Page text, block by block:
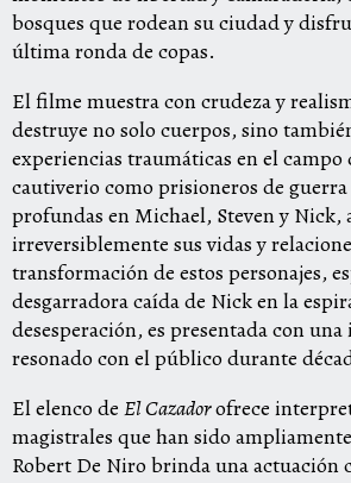
bosques que rodean su ciudad y
última ronda de copas.
El filme muestra con crudeza y
destruye no solo cuerpos, sino
experiencias traumáticas en el campo
cautiverio como prisioneros de
profundas en Michael, Steven y Nick,
irreversiblemente sus vidas y
transformación de estos personajes,
desgarradora caída de Nick en la
desesperación, es presentada con
resonado con el público durante
El elenco de El Cazadorofrece
magistrales que han sido
Robert De Niro brinda una actuación